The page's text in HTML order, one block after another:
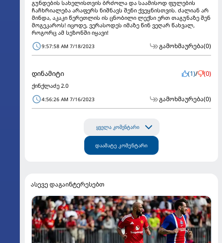
გუნდების სახელისთვის ბრძოლა და საამისოდ ფულების
ჩაჩხრიალება არაფერს ნიშნავს შენი ქვეყნისთვის. ძალიან არ
მინდა, აკაკი წერეთლის ის ცნობილი ლექსი ერთ თაგუნაზე შენ
მოგეკაროს! იცოდე, ვერასოდეს იმაზე წინ ვეღარ წახვალ,
როგორც ამ სეზონში იყავი!
9:57:58 AM 7/18/2023 გამოხმაურება(0)
დინამიტი (1)/ (0)
ქინქლაძე 2.0
4:56:26 AM 7/16/2023 გამოხმაურება(0)
ყველა კომენტარი
დაამატე კომენტარი
ასევე დაგაინტერესებთ